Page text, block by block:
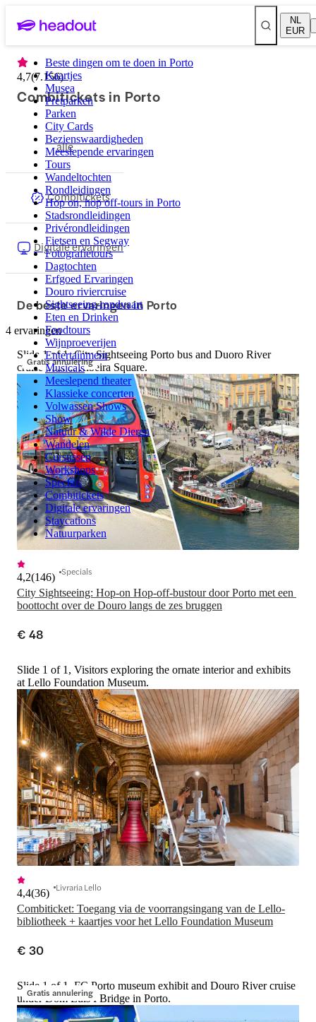
NL
EUR
Beste dingen om te doen in Porto
Kaartjes
Musea
Pretparken
Parken
City Cards
Bezienswaardigheden
Meeslepende ervaringen
Tours
Wandeltochten
Rondleidingen
Hop on, hop off-tours in Porto
Stadsrondleidingen
Privérondleidingen
Fietsen en Segway
Fotografietours
Dagtochten
Erfgoed Ervaringen
Douro riviercruise
Sightseeing-rondvaart
Eten en Drinken
Foodtours
Wijnproeverijen
Entertainment
Musicals
Meeslepend theater
Klassieke concerten
Volwassen Shows
Show
Natuur & Wilde Dieren
Wandelen
Cursussen
Workshops
Specials
Combitickets
Digitale ervaringen
Staycations
Natuurparken
4,7(7.156)
Combitickets in Porto
alle
Combitickets
Digitale ervaringen
De beste ervaringen in Porto
4 ervaringen
Gratis annulering
Slide 1 of 1, City Sightseeing Porto bus and Duoro River
cruise boat at Ribeira Square.
City Sightseeing: Hop-on Hop-off-bustour door Porto met een
boottocht over de Douro langs de zes bruggen
4,2(146) Specials
€ 48
Slide 1 of 1, Visitors exploring the ornate interior and exhibits
at Lello Foundation Museum.
Combiticket: Toegang via de voorrangsingang van de Lello-
bibliotheek + kaartjes voor het Lello Foundation Museum
4,4(36) Livraria Lello
€ 30
Gratis annulering
Slide 1 of 1, FC Porto museum exhibit and Douro River cruise
under Dom Luís I Bridge in Porto.